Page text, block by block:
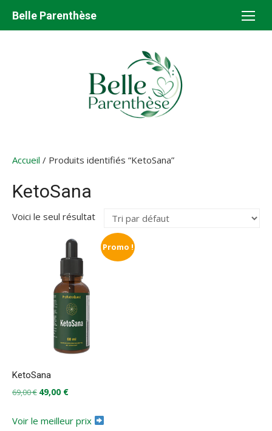
Belle Parenthèse
Accueil / Produits identifiés “KetoSana”
KetoSana
Voici le seul résultat
Promo !
KetoSana
69,00€ Le
initial
49,00 €Le
actuel
Voir le meilleur prix